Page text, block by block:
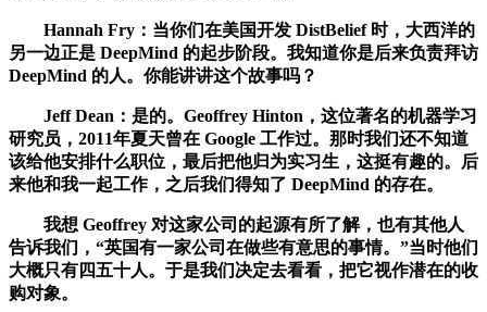
Hannah Fry：当你们在美国开发 DistBelief 时，大西洋的
另一边正是 DeepMind 的起步阶段。我知道你是后来负责拜访
DeepMind 的人。你能讲讲这个故事吗？
Jeff Dean：是的。Geoffrey Hinton，这位著名的机器学习
研究员，2011年夏天曾在 Google 工作过。那时我们还不知道
该给他安排什么职位，最后把他归为实习生，这挺有趣的。后
来他和我一起工作，之后我们得知了 DeepMind 的存在。
我想 Geoffrey 对这家公司的起源有所了解，也有其他人
告诉我们，“英国有一家公司在做些有意思的事情。”当时他们
大概只有四五十人。于是我们决定去看看，把它视作潜在的收
购对象。